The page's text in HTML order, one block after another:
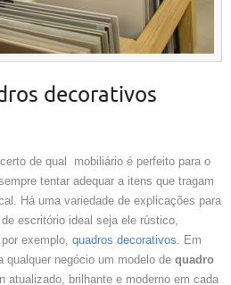
decorativos
de qual mobiliário é perfeito para o
tentar adequar a itens que tragam
Há uma variedade de explicações para
escritório ideal seja ele rústico,
exemplo, quadros decorativos. Em
qualquer negócio um modelo de quadro
atualizado, brilhante e moderno em cada